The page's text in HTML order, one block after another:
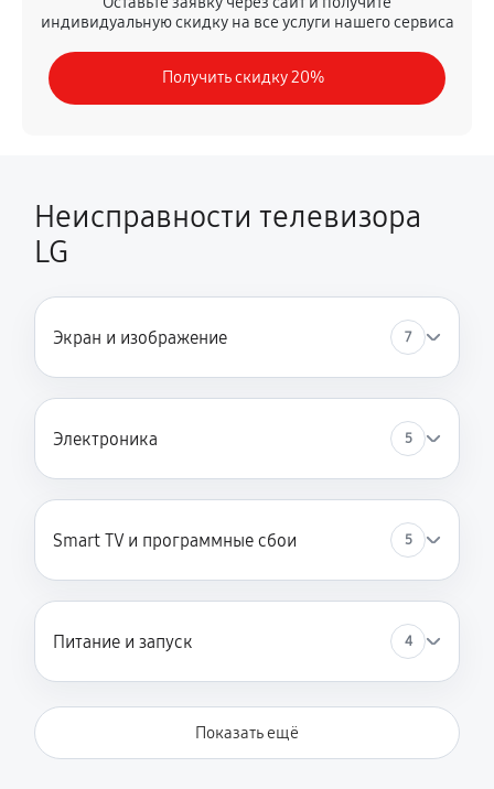
1440 руб 60 минут
Замена платы обработки видеосигнала
Замена сигнальной платы
Замена контроллера питания (мультиконтроллера)
1890 руб 60 минут
1350 руб 60 минут
Ремонт блока управления
индивидуальную скидку на все услуги нашего сервиса
Получить скидку 20%
Неисправности телевизора
LG
Экран и изображение 7
Электроника 5
Smart TV и программные сбои 5
Питание и запуск 4
Показать ещё